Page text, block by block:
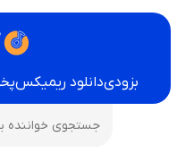
بزودیدانلود ریمیکس